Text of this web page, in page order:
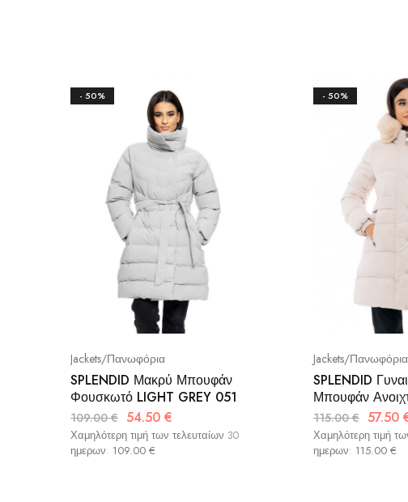
- 50%
Jackets/Πανωφόρια
SPLENDID Μακρύ Μπουφάν
Φουσκωτό LIGHT GREY 051
109.00€ 54.50 €
Χαμηλότερη τιμή των τελευταίων 30
ημερων: 109.00 €
- 50%
Jackets/Πανωφόρια
SPLENDID
Μπουφάν
115.00€ 57.50
Χαμηλότερη τιμή
ημερων: 115.00 €